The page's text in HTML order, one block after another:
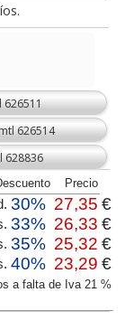
626511
626514
628836
a falta de Iva 21 %
Precio
30% 27,35 €
33% 26,33 €
35% 25,32 €
40% 23,29 €